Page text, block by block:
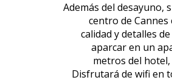
Además del desayuno,
centro de
calidad y detalles
aparcar en un
metros del
Disfrutará de wifi en